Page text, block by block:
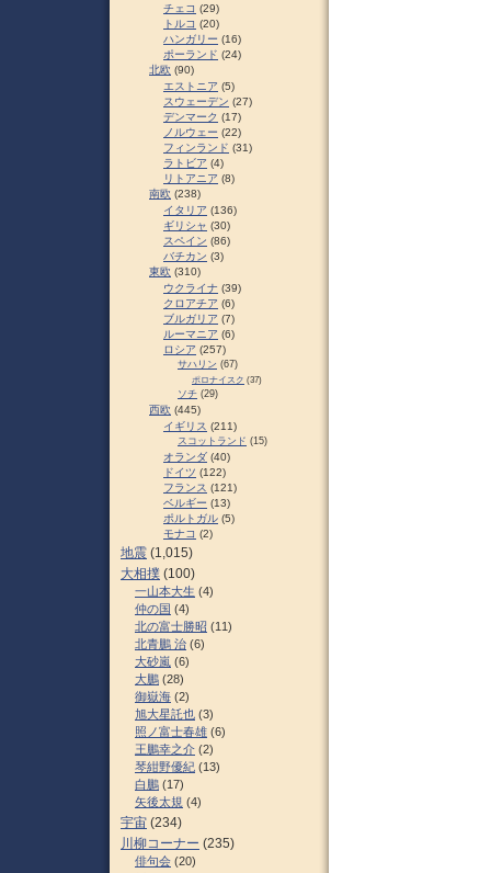
チェコ (29)
トルコ (20)
ハンガリー (16)
ポーランド (24)
北欧 (90)
エストニア (5)
スウェーデン (27)
デンマーク (17)
ノルウェー (22)
フィンランド (31)
ラトビア (4)
リトアニア (8)
南欧 (238)
イタリア (136)
ギリシャ (30)
スペイン (86)
バチカン (3)
東欧 (310)
ウクライナ (39)
クロアチア (6)
ブルガリア (7)
ルーマニア (6)
ロシア (257)
サハリン (67)
ポロナイスク (37)
ソチ (29)
西欧 (445)
イギリス (211)
スコットランド (15)
オランダ (40)
ドイツ (122)
フランス (121)
ベルギー (13)
ポルトガル (5)
モナコ (2)
地震 (1,015)
大相撲 (100)
一山本大生 (4)
仲の国 (4)
北の富士勝昭 (11)
北青鵬 治 (6)
大砂嵐 (6)
大鵬 (28)
御嶽海 (2)
旭大星託也 (3)
照ノ富士春雄 (6)
王鵬幸之介 (2)
琴紺野優紀 (13)
白鵬 (17)
矢後太規 (4)
宇宙 (234)
川柳コーナー (235)
俳句会 (20)